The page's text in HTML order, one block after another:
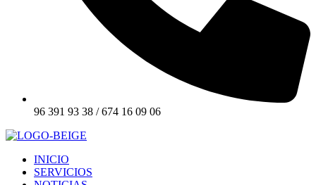
96 391 93 38 / 674 16 09 06
INICIO
SERVICIOS